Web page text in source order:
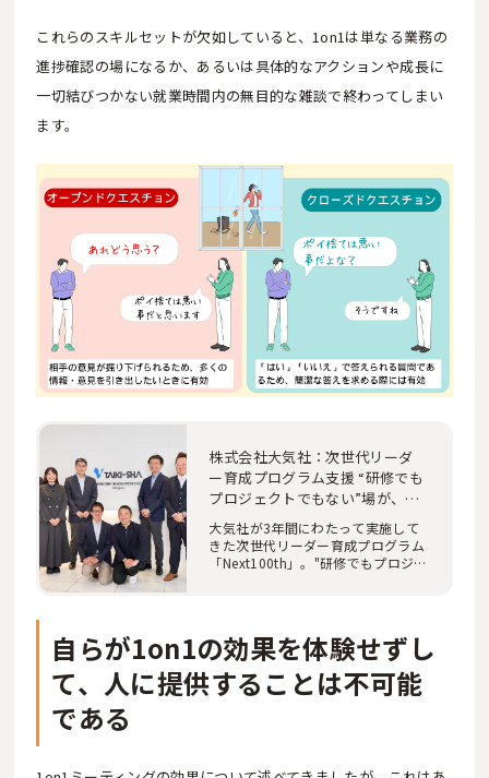
これらのスキルセットが欠如していると、1on1は単なる業務の
進捗確認の場になるか、あるいは具体的なアクションや成長に
一切結びつかない就業時間内の無目的な雑談で終わってしまい
ます。
株式会社大気社：次世代リーダ
ー育成プログラム支援 “研修でも
プロジェクトでもない”場が、人
を育てる
大気社が3年間にわたって実施して
きた次世代リーダー育成プログラム
「Next100th」。"研修でもプロジ
自らが1on1の効果を体験せずし
て、人に提供することは不可能
である